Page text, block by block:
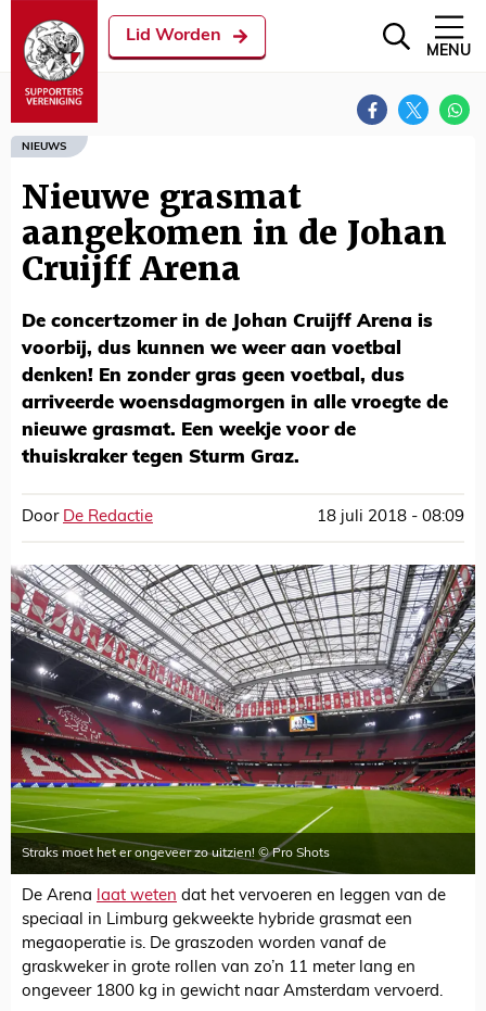
Lid Worden
MENU
NIEUWS
Nieuwe grasmat
aangekomen in de Johan
Cruijff Arena
De concertzomer in de Johan Cruijff Arena is
voorbij, dus kunnen we weer aan voetbal
denken! En zonder gras geen voetbal, dus
arriveerde woensdagmorgen in alle vroegte de
nieuwe grasmat. Een weekje voor de
thuiskraker tegen Sturm Graz.
Door De Redactie 18 juli 2018 - 08:09
Straks moet het er ongeveer zo uitzien! © Pro Shots
De Arena laat weten dat het vervoeren en leggen van de
speciaal in Limburg gekweekte hybride grasmat een
megaoperatie is. De graszoden worden vanaf de
graskweker in grote rollen van zo’n 11 meter lang en
ongeveer 1800 kg in gewicht naar Amsterdam vervoerd.